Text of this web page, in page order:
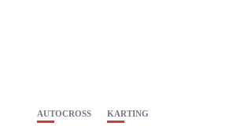
AUTOCROSS KARTING